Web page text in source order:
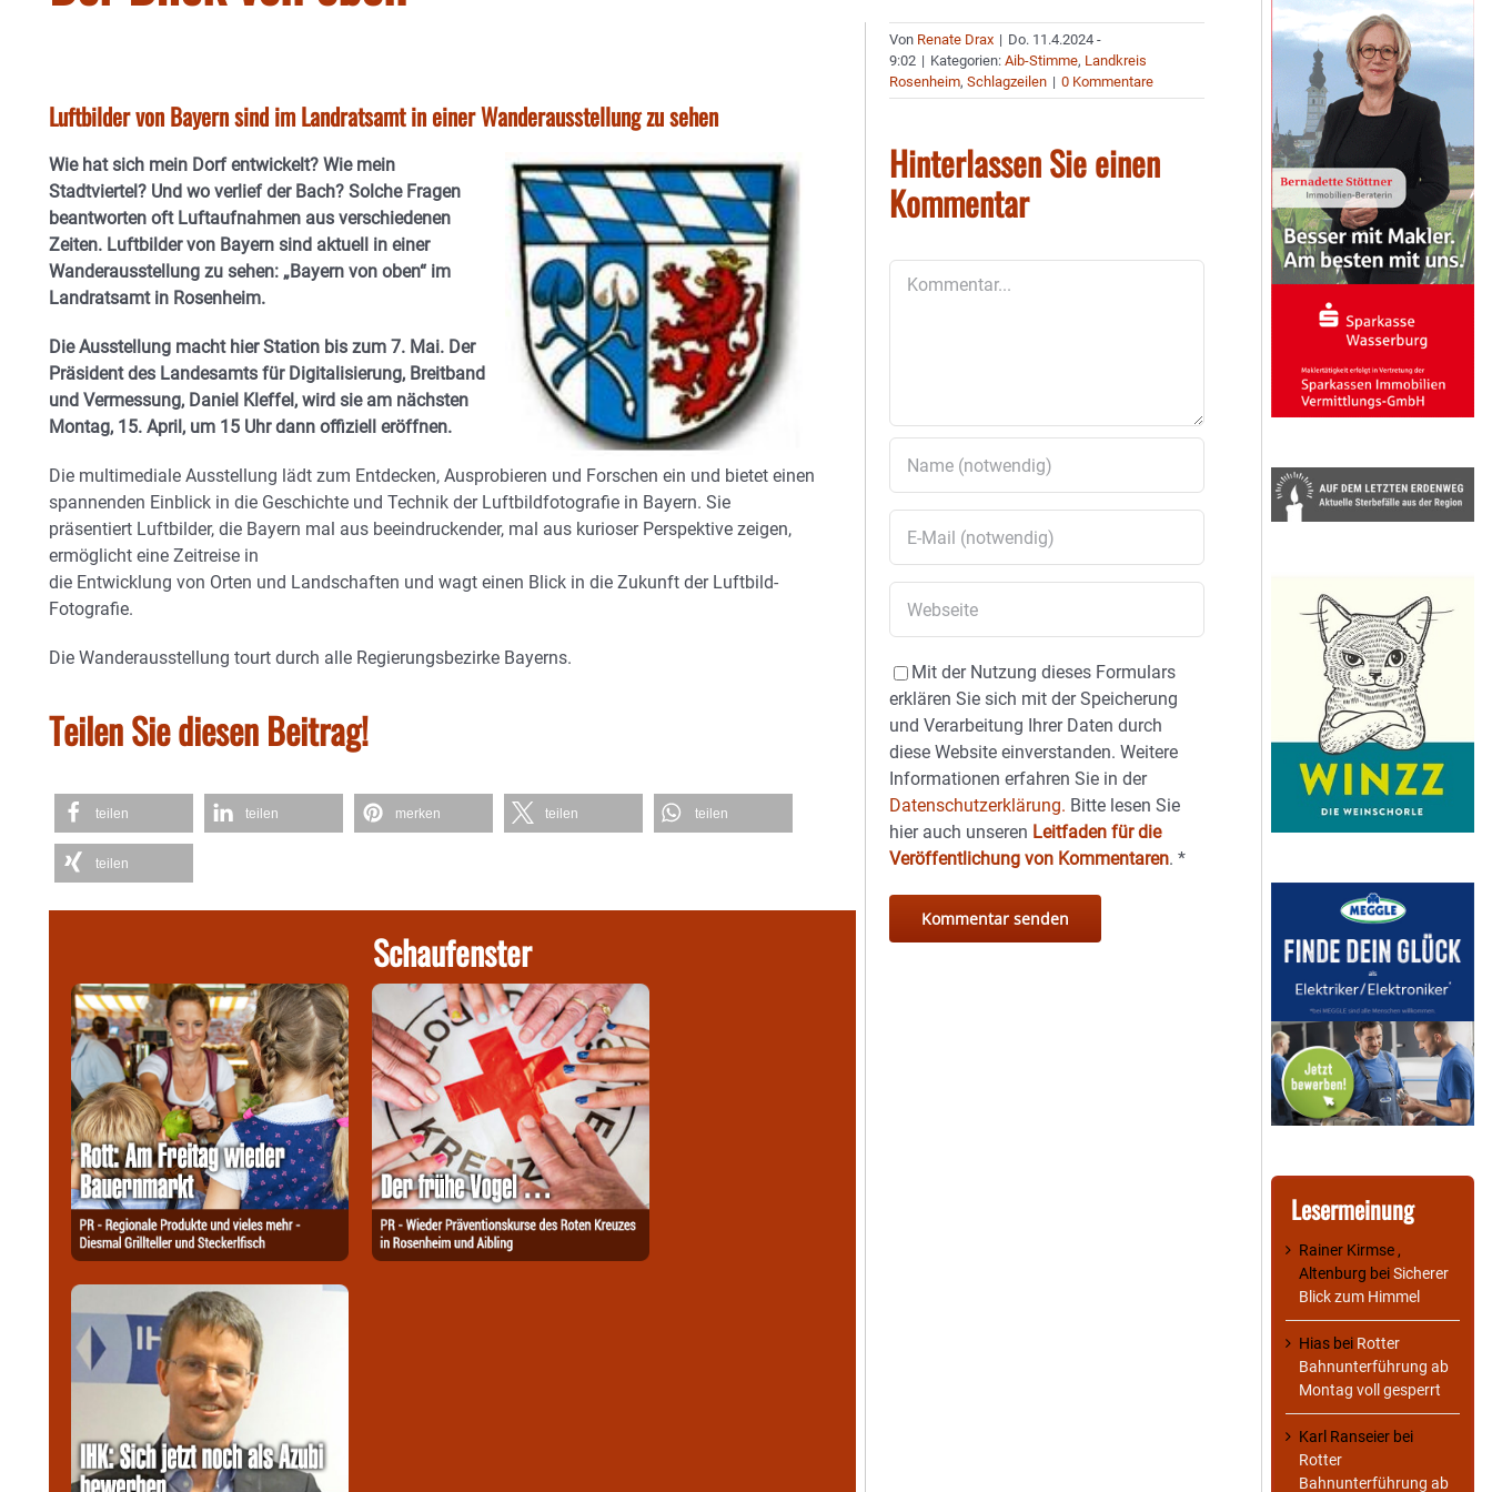
Luftbilder von Bayern sind im Landratsamt in einer Wanderausstellung zu sehen
Wie hat sich mein Dorf entwickelt? Wie mein
Stadtviertel? Und wo verlief der Bach? Solche Fragen
beantworten oft Luftaufnahmen aus verschiedenen
Zeiten. Luftbilder von Bayern sind aktuell in einer
Wanderausstellung zu sehen: „Bayern von oben“ im
Landratsamt in Rosenheim.
Die Ausstellung macht hier Station bis zum 7. Mai. Der
Präsident des Landesamts für Digitalisierung, Breitband
und Vermessung, Daniel Kleffel, wird sie am nächsten
Montag, 15. April, um 15 Uhr dann offiziell eröffnen.
Die multimediale Ausstellung lädt zum Entdecken, Ausprobieren und Forschen ein und bietet einen
spannenden Einblick in die Geschichte und Technik der Luftbildfotografie in Bayern. Sie
präsentiert Luftbilder, die Bayern mal aus beeindruckender, mal aus kurioser Perspektive zeigen,
ermöglicht eine Zeitreise in
die Entwicklung von Orten und Landschaften und wagt einen Blick in die Zukunft der Luftbild-
Fotografie.
Die Wanderausstellung tourt durch alle Regierungsbezirke Bayerns.
Teilen Sie diesen Beitrag!
teilen teilen merken teilen teilen
teilen
Schaufenster
Von Renate Drax | Do. 11.4.2024 -
9:02 | Kategorien:Aib-Stimme, Landkreis
Rosenheim,Schlagzeilen | 0 Kommentare
Hinterlassen Sie einen
Kommentar
Mit der Nutzung dieses Formulars
erklären Sie sich mit der Speicherung
und Verarbeitung Ihrer Daten durch
diese Website einverstanden. Weitere
Informationen erfahren Sie in der
Datenschutzerklärung. Bitte lesen Sie
hier auch unseren Leitfaden für die
Veröffentlichung von Kommentaren.*
Lesermeinung
Rainer Kirmse ,
Altenburg beiSicherer
Blick zum Himmel
Hias bei Rotter
Bahnunterführung ab
Montag voll gesperrt
Karl Ranseier bei
Rotter
Bahnunterführung ab